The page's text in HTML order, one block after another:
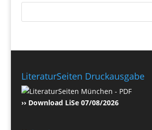
LiteraturSeiten Druckausgabe
›› Download LiSe 07/08/2026